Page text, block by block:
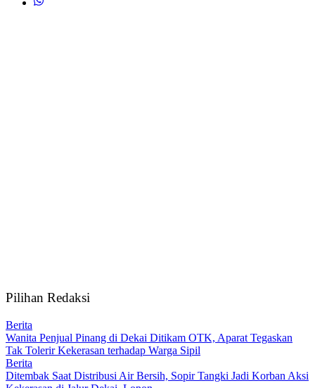
Pilihan Redaksi
Berita
Wanita Penjual Pinang di Dekai Ditikam OTK, Aparat Tegaskan
Tak Tolerir Kekerasan terhadap Warga Sipil
Berita
Ditembak Saat Distribusi Air Bersih, Sopir Tangki Jadi Korban Aksi